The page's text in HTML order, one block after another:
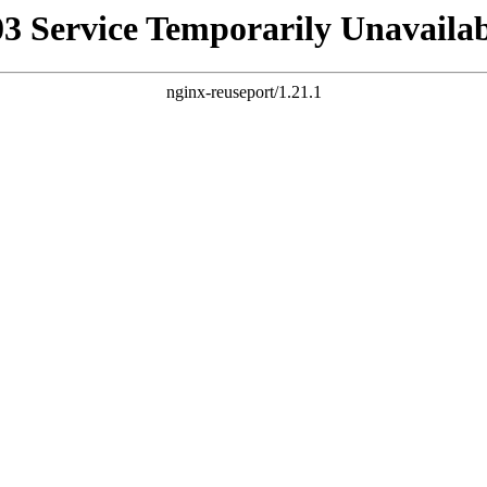
Service Temporarily
nginx-reuseport/1.21.1